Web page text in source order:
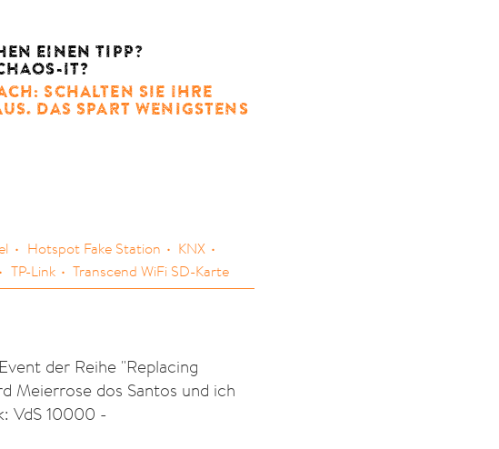
EINEN TIPP?
IT?
SCHALTEN SIE IHRE
DAS SPART WENIGSTENS
Hotspot Fake Station
KNX
TP-Link Transcend WiFi SD-Karte
der Reihe "Replacing
Meierrose dos Santos und ich
VdS 10000 -